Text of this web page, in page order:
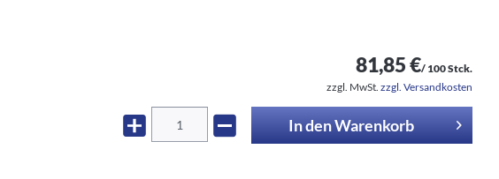
81,85 €/ 100 Stck.
zzgl. MwSt. zzgl. Versandkosten
In denWarenkorb